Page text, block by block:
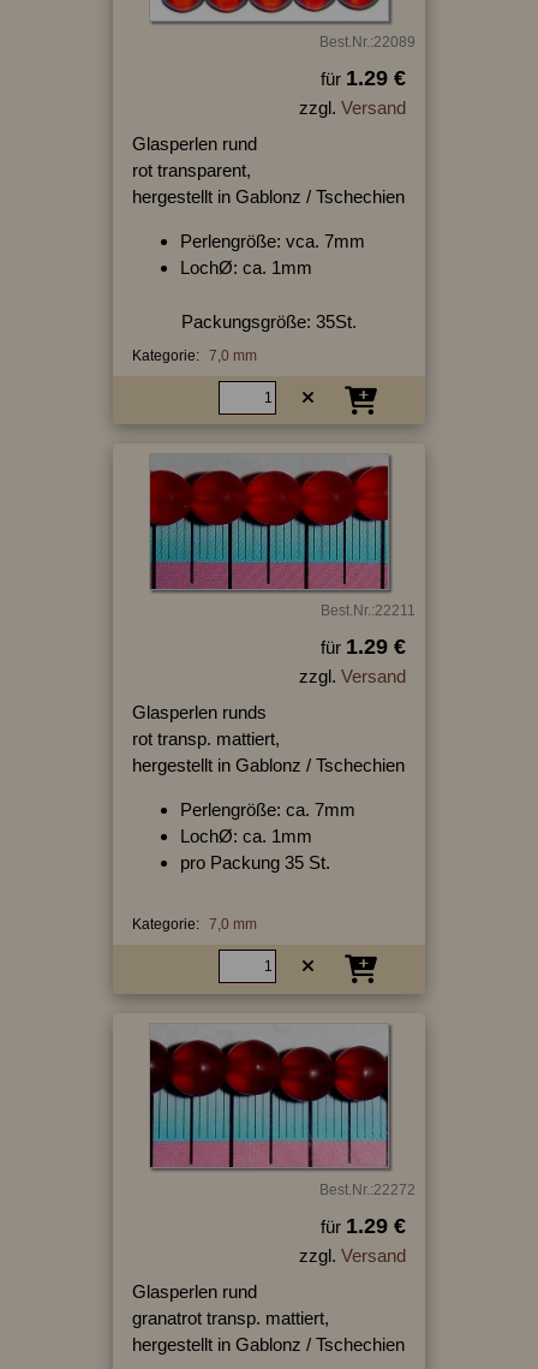
Best.Nr.:22089
für 1.29 €
zzgl. Versand
Glasperlen rund
rot transparent,
hergestellt in Gablonz / Tschechien
Perlengröße: vca. 7mm
LochØ: ca. 1mm
Packungsgröße: 35St.
Kategorie: 7,0 mm
Best.Nr.:22211
für 1.29 €
zzgl. Versand
Glasperlen runds
rot transp. mattiert,
hergestellt in Gablonz / Tschechien
Perlengröße: ca. 7mm
LochØ: ca. 1mm
pro Packung 35 St.
Kategorie: 7,0 mm
Best.Nr.:22272
für 1.29 €
zzgl. Versand
Glasperlen rund
granatrot transp. mattiert,
hergestellt in Gablonz / Tschechien